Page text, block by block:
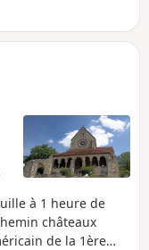
à 1 heure de
châteaux
de la 1ère